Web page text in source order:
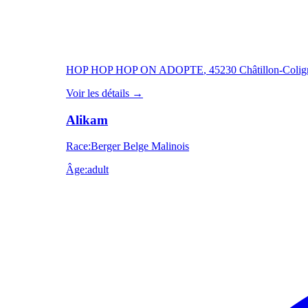
HOP HOP HOP ON ADOPTE, 45230 Châtillon-
Voir les détails →
Alikam
Race:Berger Belge Malinois
Âge:adult